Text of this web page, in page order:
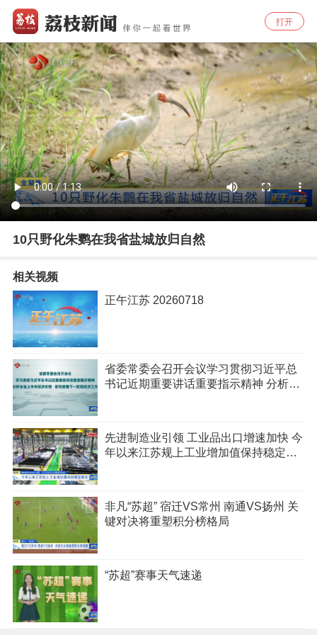
打开
10只野化朱鹦在我省盐城放归自然
相关视频
正午江苏 20260718
省委常委会召开会议学习贯彻习近平总
书记近期重要讲话重要指示精神 分析全
先进制造业引领 工业品出口增速加快 今
年以来江苏规上工业增加值保持稳定增
非凡“苏超” 宿迁VS常州 南通VS扬州 关
键对决将重塑积分榜格局
“苏超”赛事天气速递